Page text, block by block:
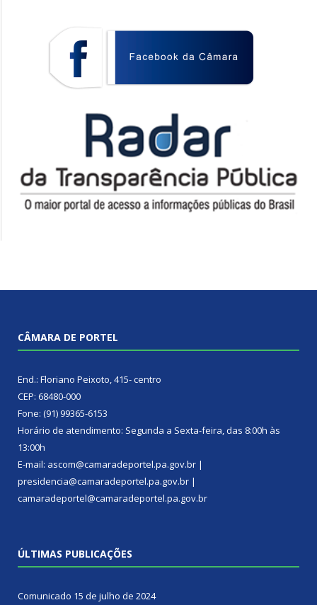
CÂMARA DE PORTEL
End.: Floriano Peixoto, 415- centro
CEP: 68480-000
Fone: (91) 99365-6153
Horário de atendimento: Segunda a Sexta-feira, das 8:00h às
13:00h
E-mail: ascom@camaradeportel.pa.gov.br |
presidencia@camaradeportel.pa.gov.br |
camaradeportel@camaradeportel.pa.gov.br
ÚLTIMAS PUBLICAÇÕES
Comunicado 15 de julho de 2024